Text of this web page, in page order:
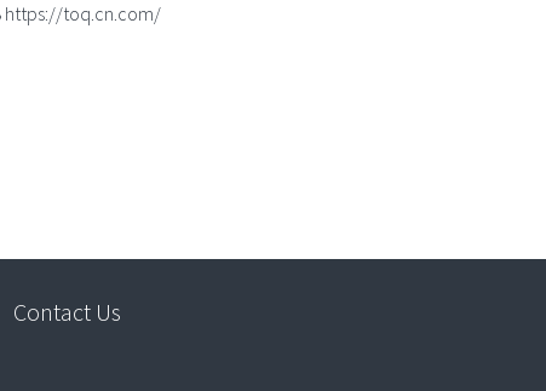
https://toq.cn.com/
Contact Us